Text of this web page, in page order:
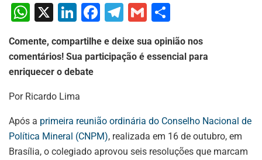
W
at
s
A
p
p
X
Li
k
e
n
F
c
o
k
T
el
e
gr
G
ai
h
ar
Comente, compartilhe e deixe sua opinião nos
comentários! Sua participação é essencial para
enriquecer o debate
Por Ricardo Lima
Após a primeira reunião ordinária do Conselho Nacional de
Política Mineral (CNPM), realizada em 16 de outubro, em
Brasília, o colegiado aprovou seis resoluções que marcam